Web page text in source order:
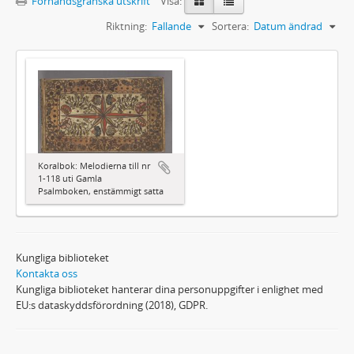
Sortera: Datum ändrad
Riktning: Fallande
Koralbok: Melodierna till nr
1-118 uti Gamla
Psalmboken, enstämmigt satta
Kungliga biblioteket
Kontakta oss
Kungliga biblioteket hanterar dina personuppgifter i enlighet med
EU:s dataskyddsförordning (2018), GDPR.